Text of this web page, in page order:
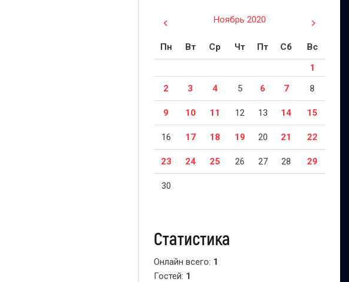
Ноябрь 2020
Пн Вт Ср Чт Пт Сб
Вс
1
2
3 4 5 6 7 8
9 10 11 12 13 14 15
16 17 18 19 20 21 22
23 24 25 26 27 28 29
30
Статистика
Онлайн всего: 1
Гостей: 1